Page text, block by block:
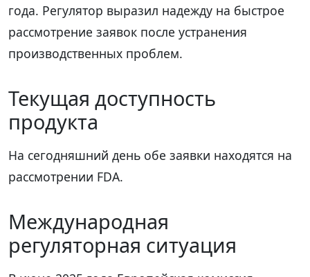
года. Регулятор выразил надежду на быстрое
рассмотрение заявок после устранения
производственных проблем.
Текущая доступность
продукта
На сегодняшний день обе заявки находятся на
рассмотрении FDA.
Международная
регуляторная ситуация